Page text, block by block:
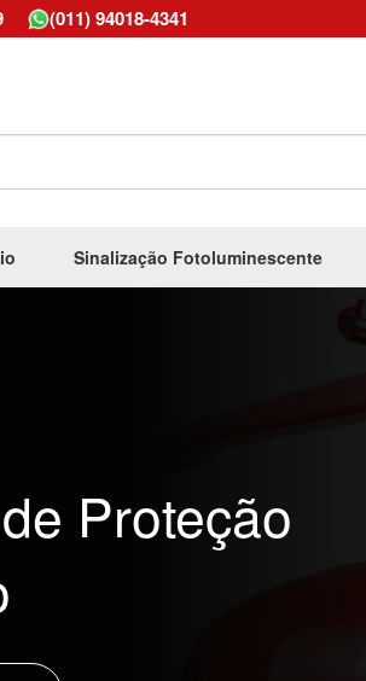
(011) 94018-4341
Sinalização Fotoluminescente
Proteção